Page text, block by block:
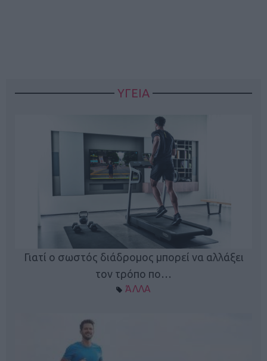
ΥΓΕΙΑ
Γιατί ο σωστός διάδρομος μπορεί να αλλάξει
τον τρόπο πο…
ΆΛΛΑ